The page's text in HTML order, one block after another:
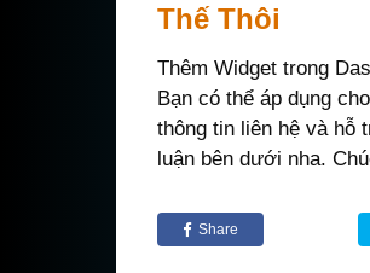
Thế Thôi
Thêm Widget trong
Bạn có thể áp dụng
thông tin liên hệ và hỗ
luận bên dưới nha.
Share